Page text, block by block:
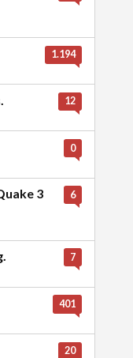
1.194
12
0
3
6
7
401
20